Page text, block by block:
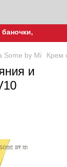
а про
Some by Mi Крем
и